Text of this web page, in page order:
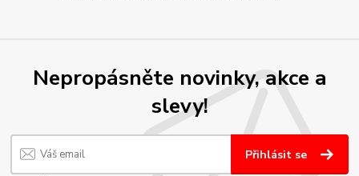
Nepropásněte novinky, akce a
slevy!
Přihlásit se